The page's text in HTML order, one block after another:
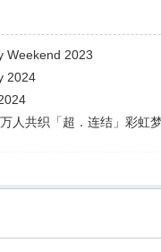
Weekend 2023
2024
人共织「超．连结」彩虹